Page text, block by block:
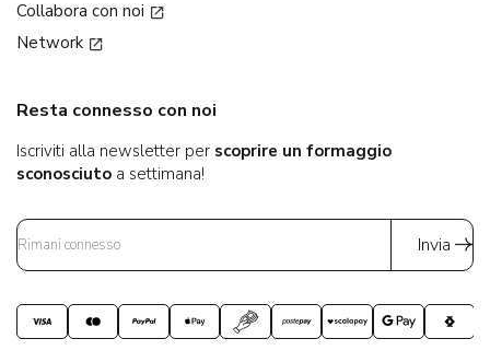
Collabora con noi
Network
Resta connesso con noi
Iscriviti alla newsletter per scoprire un formaggio
sconosciuto a settimana!
Invia